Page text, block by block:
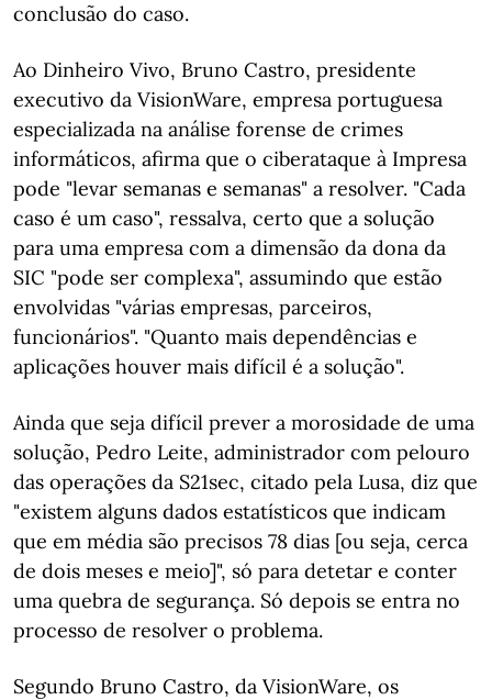
conclusão do caso.
Ao Dinheiro Vivo, Bruno Castro, presidente
executivo da VisionWare, empresa portuguesa
especializada na análise forense de crimes
informáticos, afirma que o ciberataque à Impresa
pode "levar semanas e semanas" a resolver. "Cada
caso é um caso", ressalva, certo que a solução
para uma empresa com a dimensão da dona da
SIC "pode ser complexa", assumindo que estão
envolvidas "várias empresas, parceiros,
funcionários". "Quanto mais dependências e
aplicações houver mais difícil é a solução".
Ainda que seja difícil prever a morosidade de uma
solução, Pedro Leite, administrador com pelouro
das operações da S21sec, citado pela Lusa, diz que
"existem alguns dados estatísticos que indicam
que em média são precisos 78 dias [ou seja, cerca
de dois meses e meio]", só para detetar e conter
uma quebra de segurança. Só depois se entra no
processo de resolver o problema.
Segundo Bruno Castro, da VisionWare, os